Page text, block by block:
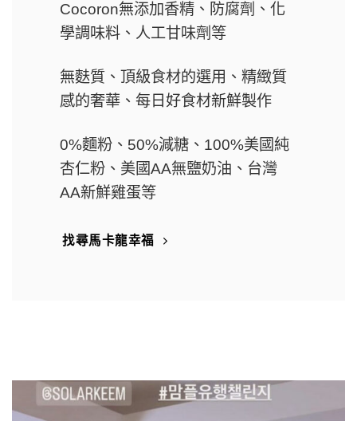
Cocoron無添加香精、防腐劑、化
學調味料、人工甘味劑等
無麩質、頂級食材的選用、精緻質
感的奢華、每日好食材新鮮製作
0%麵粉 、50%減糖 、 100%美國純
杏仁粉 、 美國AA無鹽奶油 、台灣
AA新鮮雞蛋等
找尋馬卡龍幸福